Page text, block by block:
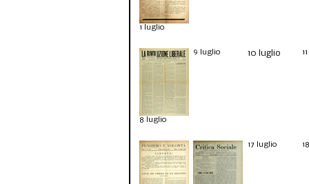
1 luglio
8 luglio
9 luglio 10 luglio
17 luglio